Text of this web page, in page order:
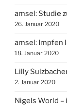
amsel: Studie
26. Januar 2020
amsel: Impfen
18. Januar 2020
Lilly
2. Januar 2020
Nigels World –